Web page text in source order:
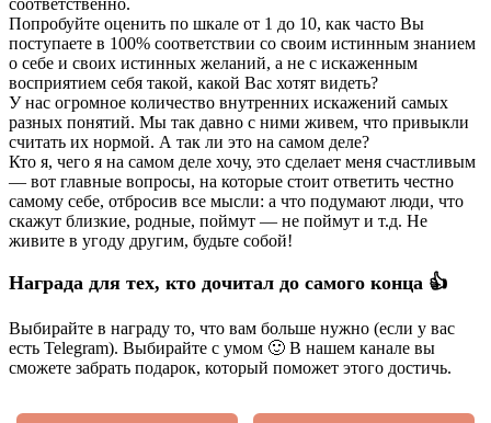
соответственно.
Попробуйте оценить по шкале от 1 до 10, как часто Вы
поступаете в 100% соответствии со своим истинным знанием
о себе и своих истинных желаний, а не с искаженным
восприятием себя такой, какой Вас хотят видеть?
У нас огромное количество внутренних искажений самых
разных понятий. Мы так давно с ними живем, что привыкли
считать их нормой. А так ли это на самом деле?
Кто я, чего я на самом деле хочу, это сделает меня счастливым
— вот главные вопросы, на которые стоит ответить честно
самому себе, отбросив все мысли: а что подумают люди, что
скажут близкие, родные, поймут — не поймут и т.д. Не
живите в угоду другим, будьте собой!
Награда для тех, кто дочитал до самого конца 👍
Выбирайте в награду то, что вам больше нужно (если у вас
есть Telegram). Выбирайте с умом 🙂 В нашем канале вы
сможете забрать подарок, который поможет этого достичь.